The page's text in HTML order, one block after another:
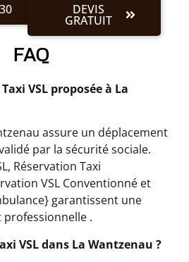
DEVIS
GRATUIT
FAQ
VSL proposée à La
assure un déplacement
par la sécurité sociale.
Réservation Taxi
VSL Conventionné et
garantissent une
.
VSL dans La Wantzenau ?